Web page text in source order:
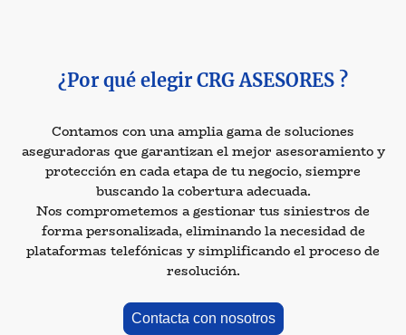
¿Por qué elegir CRG ASESORES ?
Contamos con una amplia gama de soluciones
aseguradoras que garantizan el mejor asesoramiento y
protección en cada etapa de tu negocio, siempre
buscando la cobertura adecuada.
Nos comprometemos a gestionar tus siniestros de
forma personalizada, eliminando la necesidad de
plataformas telefónicas y simplificando el proceso de
resolución.
Contacta con nosotros